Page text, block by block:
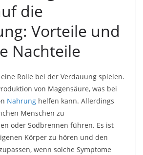
die
Vorteile und
Nachteile
Rolle bei der Verdauung spielen.
von Magensäure, was bei
Nahrung helfen kann. Allerdings
Menschen zu
oder Sodbrennen führen. Es ist
Körper zu hören und den
wenn solche Symptome